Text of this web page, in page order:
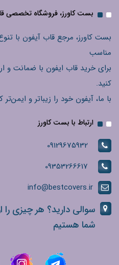
بست کاورز، فروشگاه تخصصی
بست کاورز، مرجع قاب آیفون با
مناسب
برای خرید قاب ایفون با ضمانت و
کنید.
با ما، آیفون خود را زیباتر و ایمن‌تر
ارتباط با بست کاورز
09129675932
09353266617
info@bestcovers.ir
سوالی دارید؟ هر چیزی را
شما هستیم